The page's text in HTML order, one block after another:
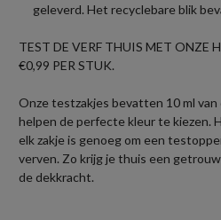
geleverd. Het recyclebare blik
TEST DE VERF THUIS MET ONZE
€0,99 PER STUK.
Onze testzakjes bevatten 10 ml
helpen de perfecte kleur te kiezen.
elk zakje is genoeg om een
verven. Zo krijg je thuis een
de dekkracht.